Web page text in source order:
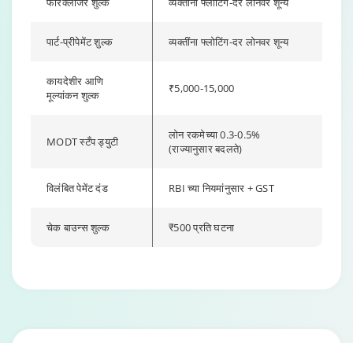
पार्ट-प्रीपेमेंट शुल्क व्यक्तींना फ्लोटिंग-दर लोनवर शून्य
कायदेशीर आणि
मूल्यांकन शुल्क
₹5,000-15,000
MODT स्टँप ड्युटी
लोन रकमेच्या 0.3-0.5%
(राज्यानुसार बदलते)
विलंबित पेमेंट दंड RBI च्या नियमांनुसार + GST
चेक बाउन्स शुल्क ₹500 प्रति घटना